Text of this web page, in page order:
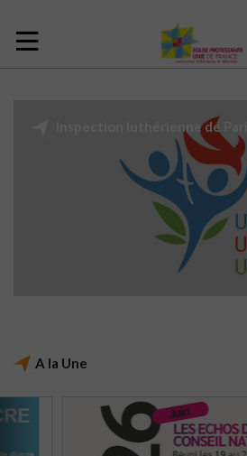
Inspection luthérienne de Paris
A la Une